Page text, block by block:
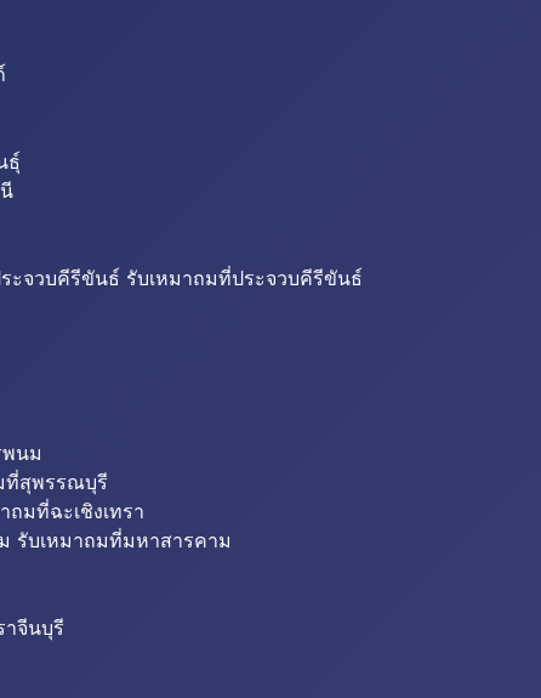
ธุ์
ะจวบคีรีขันธ์ รับเหมาถมที่ประจวบคีรีขันธ์
นม
ที่สุพรรณบุรี
ถมที่ฉะเชิงเทรา
รับเหมาถมที่มหาสารคาม
าจีนบุรี